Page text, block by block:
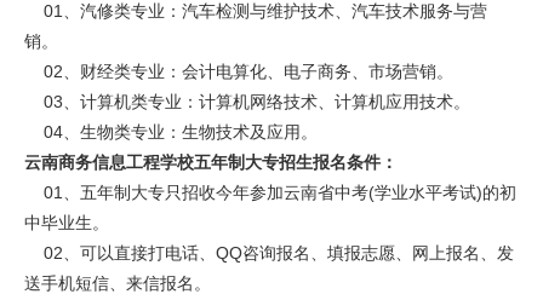
01、汽修类专业：汽车检测与维护技术、汽车技术服务与营
销。
02、财经类专业：会计电算化、电子商务、市场营销。
03、计算机类专业：计算机网络技术、计算机应用技术。
04、生物类专业：生物技术及应用。
云南商务信息工程学校五年制大专招生报名条件：
01、五年制大专只招收今年参加云南省中考(学业水平考试)的初
中毕业生。
02、可以直接打电话、QQ咨询报名、填报志愿、网上报名、发
送手机短信、来信报名。